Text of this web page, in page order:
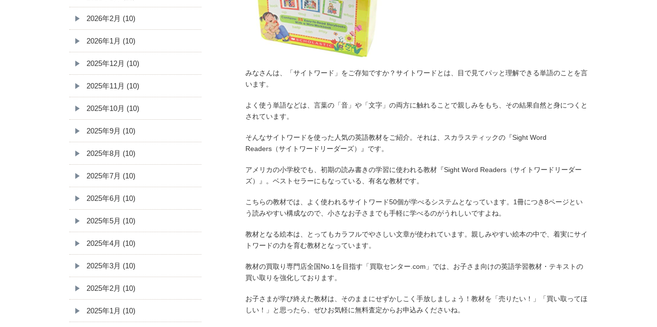
みなさんは、「サイトワード」をご存知ですか？サイトワードとは、目で見てパッと理解できる単語のことを言
います。
よく使う単語などは、言葉の「音」や「文字」の両方に触れることで親しみをもち、その結果自然と身につくと
されています。
そんなサイトワードを使った人気の英語教材をご紹介。それは、スカラスティックの『Sight Word
Readers（サイトワードリーダーズ）』です。
アメリカの小学校でも、初期の読み書きの学習に使われる教材『Sight Word Readers（サイトワードリーダー
ズ）』。ベストセラーにもなっている、有名な教材です。
こちらの教材では、よく使われるサイトワード50個が学べるシステムとなっています。1冊につき8ページとい
う読みやすい構成なので、小さなお子さまでも手軽に学べるのがうれしいですよね。
教材となる絵本は、とってもカラフルでやさしい文章が使われています。親しみやすい絵本の中で、着実にサイ
トワードの力を育む教材となっています。
教材の買取り専門店全国No.1を目指す「買取センター.com」では、お子さま向けの英語学習教材・テキストの
買い取りを強化しております。
お子さまが学び終えた教材は、そのままにせずかしこく手放しましょう！教材を「売りたい！」「買い取ってほ
しい！」と思ったら、ぜひお気軽に無料査定からお申込みくださいね。
2026年2月 (10)
2026年1月 (10)
2025年12月 (10)
2025年11月 (10)
2025年10月 (10)
2025年9月 (10)
2025年8月 (10)
2025年7月 (10)
2025年6月 (10)
2025年5月 (10)
2025年4月 (10)
2025年3月 (10)
2025年2月 (10)
2025年1月 (10)